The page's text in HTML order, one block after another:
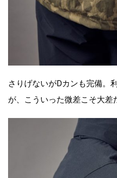
さりげないがDカンも完備。
が、こういった微差こそ大差